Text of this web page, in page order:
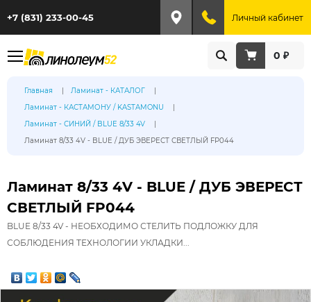
+7 (831) 233-00-45 Личный кабинет
0 ₽
Главная
Ламинат - КАТАЛОГ
Ламинат - КАСТАМОНУ / KASTAMONU
Ламинат - СИНИЙ / BLUE 8/33 4V
Ламинат 8/33 4V - BLUE / ДУБ ЭВЕРЕСТ СВЕТЛЫЙ FP044
Ламинат 8/33 4V - BLUE / ДУБ ЭВЕРЕСТ
СВЕТЛЫЙ FP044
BLUE 8/33 4V - НЕОБХОДИМО СТЕЛИТЬ ПОДЛОЖКУ ДЛЯ
СОБЛЮДЕНИЯ ТЕХНОЛОГИИ УКЛАДКИ...